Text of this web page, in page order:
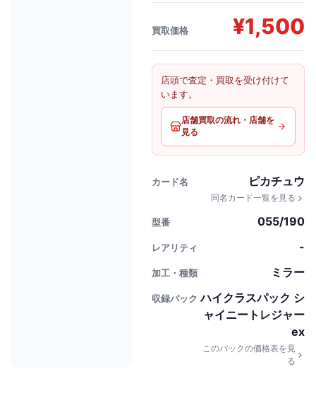
買取価格 ¥1,500
店頭で査定・買取を受け付けて
います。
店舗買取の流れ・店舗を
見る
カード名 ピカチュウ
同名カード一覧を見る
型番 055/190
レアリティ -
加工・種類 ミラー
収録パック ハイクラスパック シ
ャイニートレジャー
ex
このパックの価格表を見
る